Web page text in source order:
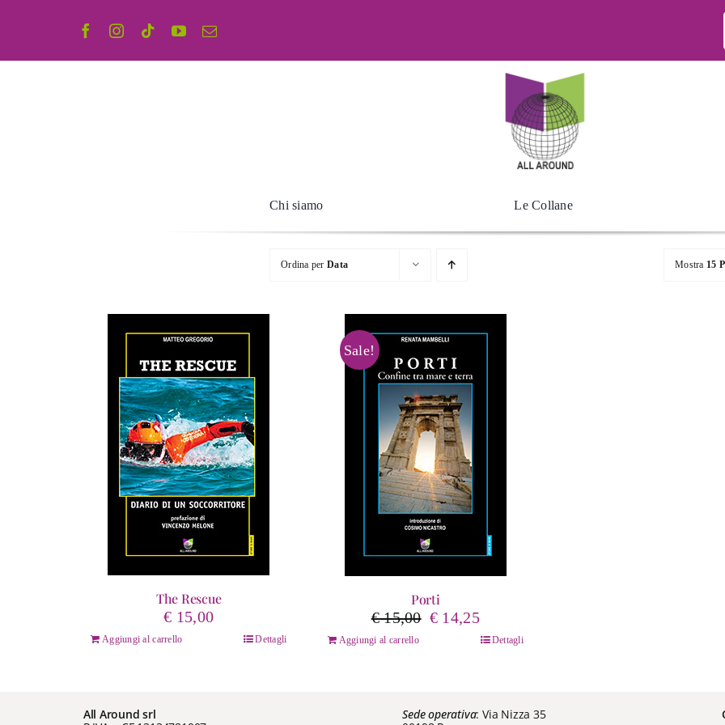
Chi siamo Le Collane
Ordina per Data Mostra 15
The Rescue
€ 15,00
Aggiungi al carrello Dettagli
Sale!
Porti
€15,00 Il
€ 14,25Il
prezzo
Aggiungi al carrello Dettagli
All Around srl
Sede operativa: Via Nizza 35